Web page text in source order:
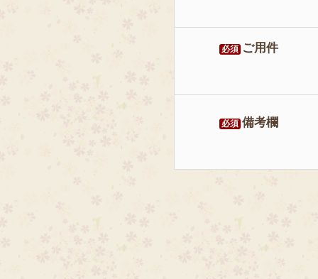
必須 ご用件
必須 備考欄